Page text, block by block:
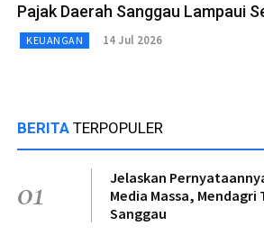
Pajak Daerah Sanggau Lampaui
KEUANGAN 14 Jul 2026
BERITA TERPOPULER
01
Jelaskan
Media Massa, Mendagri
Sanggau